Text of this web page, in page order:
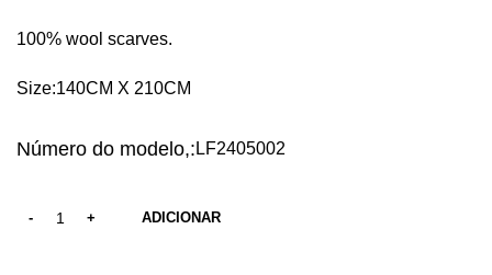
100% wool scarves.
Size:140CM X 210CM
Número do modelo,: LF2405002
ADICIONAR